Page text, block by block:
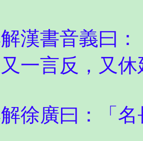
解漢書音義曰
一言反，又
解徐廣曰：「